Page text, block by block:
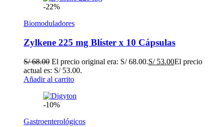
-22%
Biomoduladores
Zylkene 225 mg Blíster x 10 Cápsulas
S/68.00 El precio original era: S/ 68.00.S/53.00El precio
actual es: S/ 53.00.
Añadir al carrito
-10%
Gastroenterológicos